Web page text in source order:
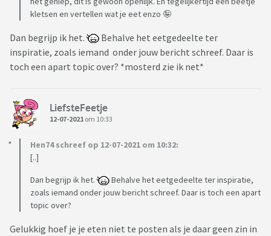
kletsen en vertellen wat je eet enzo 🤪
Dan begrijp ik het.
Behalve het eetgedeelte ter
inspiratie, zoals iemand onder jouw bericht schreef. Daar is
toch een apart topic over? *mosterd zie ik net*
LiefsteFeetje
12-07-2021 om 10:33
Hen74 schreef op 12-07-2021 om 10:32:
[..]
Dan begrijp ik het.
Behalve het eetgedeelte ter inspiratie,
zoals iemand onder jouw bericht schreef. Daar is toch een apart
topic over?
Gelukkig hoef je je eten niet te posten als je daar geen zin in